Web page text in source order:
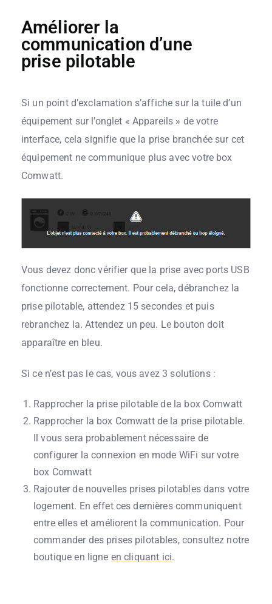
Améliorer la
communication d’une
prise pilotable
Si un point d’exclamation s’affiche sur la tuile d’un
équipement sur l’onglet « Appareils » de votre
interface, cela signifie que la prise branchée sur cet
équipement ne communique plus avec votre box
Comwatt.
Vous devez donc vérifier que la prise avec ports USB
fonctionne correctement. Pour cela, débranchez la
prise pilotable, attendez 15 secondes et puis
rebranchez la. Attendez un peu. Le bouton doit
apparaître en bleu.
Si ce n’est pas le cas, vous avez 3 solutions :
Rapprocher la prise pilotable de la box Comwatt
Rapprocher la box Comwatt de la prise pilotable.
Il vous sera probablement nécessaire de
configurer la connexion en mode WiFi sur votre
box Comwatt
Rajouter de nouvelles prises pilotables dans votre
logement. En effet ces dernières communiquent
entre elles et améliorent la communication. Pour
commander des prises pilotables, consultez notre
boutique en ligne en cliquant ici.